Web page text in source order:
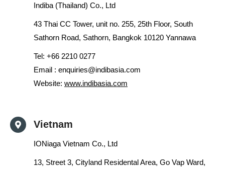
Indiba (Thailand) Co., Ltd
43 Thai CC Tower, unit no. 255, 25th Floor, South
Sathorn Road, Sathorn, Bangkok 10120 Yannawa
Tel: +66 2210 0277
Email : enquiries@indibasia.com
Website: www.indibasia.com
Vietnam
IONiaga Vietnam Co., Ltd
13, Street 3, Cityland Residental Area, Go Vap Ward,